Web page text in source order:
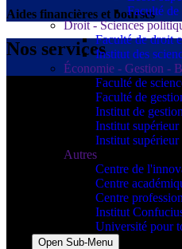
Faculté de
Droit - Sciences
Faculté de droit
Institut des
Économie - Gestion -
Faculté de
Faculté de
Institut de
Institut supérieur
Institut supérieur
Autres
Centre de
Centre
Centre
Institut
Université pour
Open Sub-Menu
Aides financières et bourses
Nos services